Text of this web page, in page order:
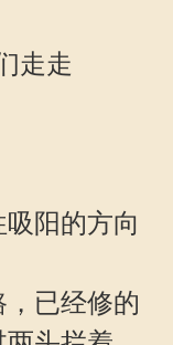
走走
阳的方向
已经修的